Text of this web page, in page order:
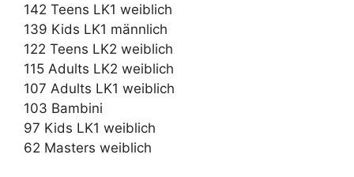
142 Teens LK1 weiblich
139 Kids LK1 männlich
122 Teens LK2 weiblich
115 Adults LK2 weiblich
107 Adults LK1 weiblich
103 Bambini
97 Kids LK1 weiblich
62 Masters weiblich